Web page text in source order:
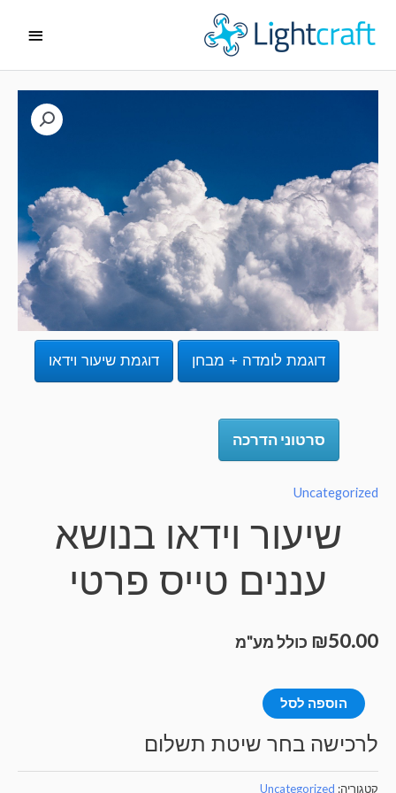
תפריט
ראשי
דוגמת לומדה + מבחן דוגמת שיעור וידאו
סרטוני הדרכה
שיעור וידאו בנושא
עננים טייס פרטי
₪ כולל מע"מ
הוספה לסל
בחר שיטת תשלום
Uncategorized